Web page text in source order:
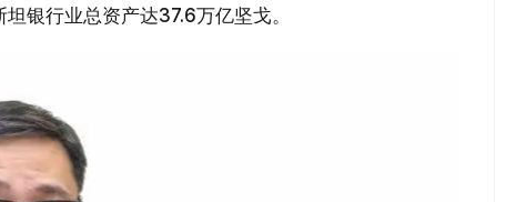
银行业总资产达37.6万亿坚戈。